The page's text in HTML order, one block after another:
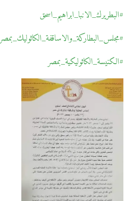
#البطريرك_الانبا_ابراهيم_اسحق
#مجلس_البطاركة_والاساقفة_الكاثوليك_بمصر
#الكنيسة_الكاثوليكية_بمصر